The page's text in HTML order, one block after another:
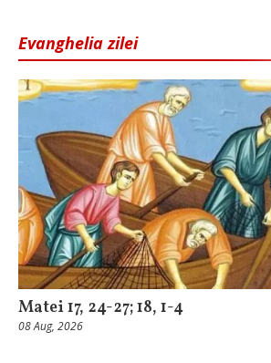
Evanghelia zilei
Matei 17, 24-27; 18, 1-4
08 Aug, 2026